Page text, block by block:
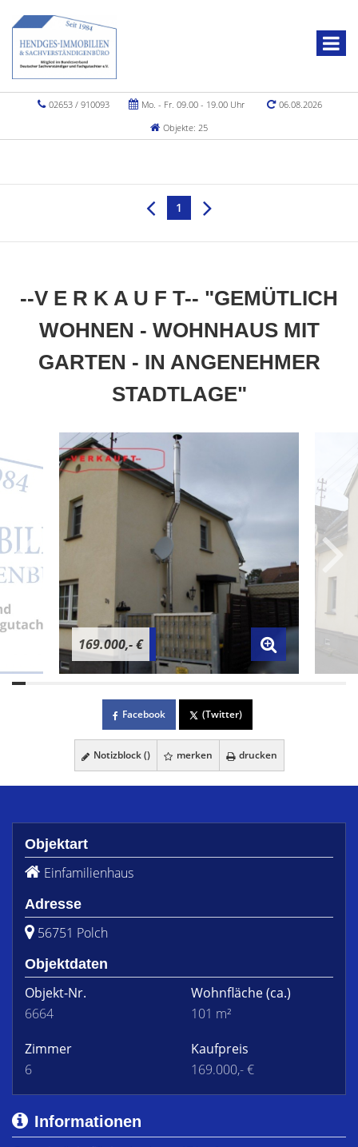
02653 / 910093 Mo. - Fr. 09.00 - 19.00 Uhr
06.08.2026
Objekte: 25
1
--V E R K A U F T-- "GEMÜTLICH
WOHNEN - WOHNHAUS MIT
GARTEN - IN ANGENEHMER
STADTLAGE"
169.000,- €
Facebook (Twitter)
Notizblock () merken drucken
Objektart
Einfamilienhaus
Adresse
56751 Polch
Objektdaten
Objekt-Nr.
6664
Wohnfläche(ca.)
101 m²
Zimmer
6
Kaufpreis
169.000,- €
Informationen